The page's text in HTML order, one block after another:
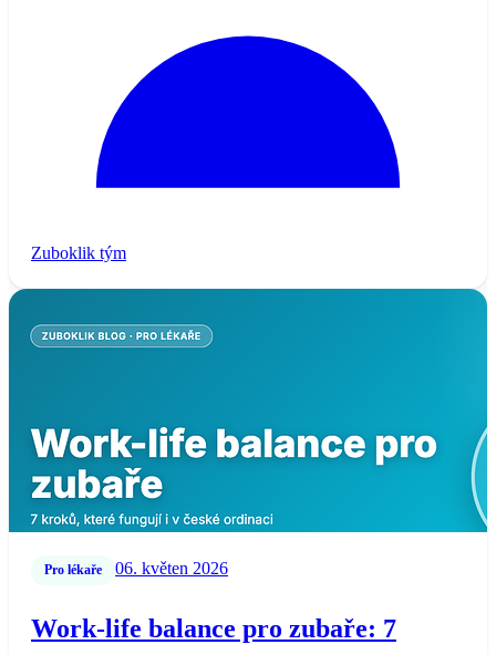
Zuboklik tým
Pro lékaře 06. květen 2026
Work-life balance pro zubaře: 7